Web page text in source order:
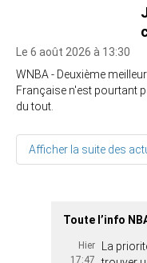
Le 6 août 2026 à 13:30
WNBA - Deuxième
Française n'est pourtant
du tout.
Afficher la suite des
Toute l’info
Hier
17:47
La